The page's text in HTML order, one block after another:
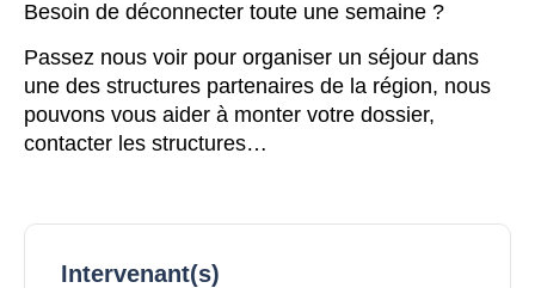
Besoin de déconnecter toute une semaine ?
Passez nous voir pour organiser un séjour dans
une des structures partenaires de la région, nous
pouvons vous aider à monter votre dossier,
contacter les structures…
Intervenant(s)